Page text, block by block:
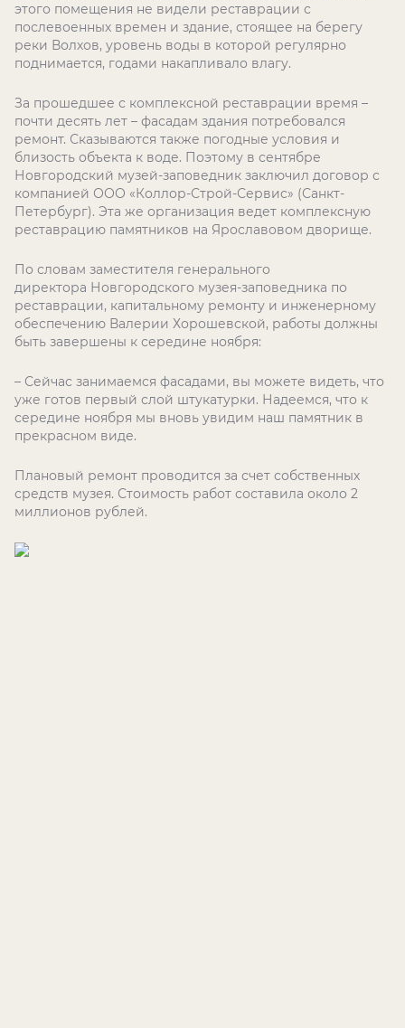
этого помещения не видели реставрации с
послевоенных времен и здание, стоящее на берегу
реки Волхов, уровень воды в которой регулярно
поднимается, годами накапливало влагу.
За прошедшее с комплексной реставрации время –
почти десять лет – фасадам здания потребовался
ремонт. Сказываются также погодные условия и
близость объекта к воде. Поэтому в сентябре
Новгородский музей-заповедник заключил договор с
компанией ООО «Коллор-Строй-Сервис» (Санкт-
Петербург). Эта же организация ведет комплексную
реставрацию памятников на Ярославовом дворище.
По словам заместителя генерального
директора Новгородского музея-заповедника по
реставрации, капитальному ремонту и инженерному
обеспечению Валерии Хорошевской, работы должны
быть завершены к середине ноября:
– Сейчас занимаемся фасадами, вы можете видеть, что
уже готов первый слой штукатурки. Надеемся, что к
середине ноября мы вновь увидим наш памятник в
прекрасном виде.
Плановый ремонт проводится за счет собственных
средств музея. Стоимость работ составила около 2
миллионов рублей.